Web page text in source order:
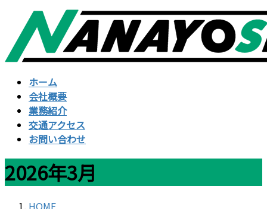
テ
ン
ゲ
ー
ホーム
会社概要
業務紹介
交通アクセス
お問い合わせ
2026年3月
HOME